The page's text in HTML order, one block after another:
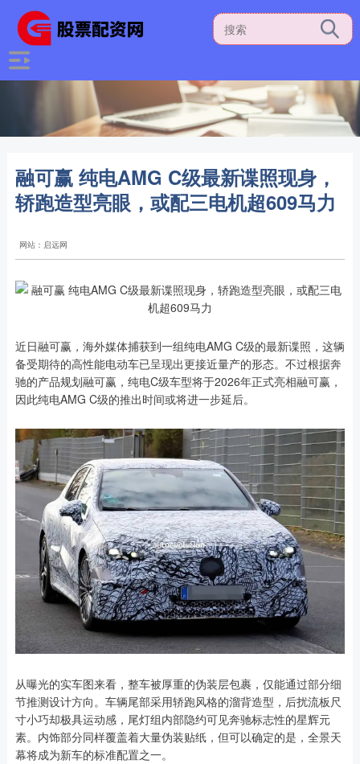
融可赢 纯电AMG C级最新谍照现身，
轿跑造型亮眼，或配三电机超609马力
网站：启远网
近日融可赢，海外媒体捕获到一组纯电AMG C级的最新谍照，这辆
备受期待的高性能电动车已呈现出更接近量产的形态。不过根据奔
驰的产品规划融可赢，纯电C级车型将于2026年正式亮相融可赢，
因此纯电AMG C级的推出时间或将进一步延后。
从曝光的实车图来看，整车被厚重的伪装层包裹，仅能通过部分细
节推测设计方向。车辆尾部采用轿跑风格的溜背造型，后扰流板尺
寸小巧却极具运动感，尾灯组内部隐约可见奔驰标志性的星辉元
素。内饰部分同样覆盖着大量伪装贴纸，但可以确定的是，全景天
幕将成为新车的标准配置之一。